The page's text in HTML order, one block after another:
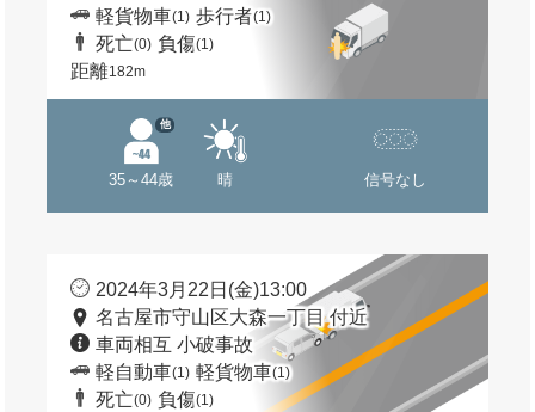
軽貨物車(1) 歩行者(1)
死亡(0) 負傷(1)
距離182m
35～44歳
他
晴 信号なし
2024年3月22日(金)13:00
名古屋市守山区大森一丁目 付近
車両相互 小破事故
軽自動車(1) 軽貨物車(1)
死亡(0) 負傷(1)